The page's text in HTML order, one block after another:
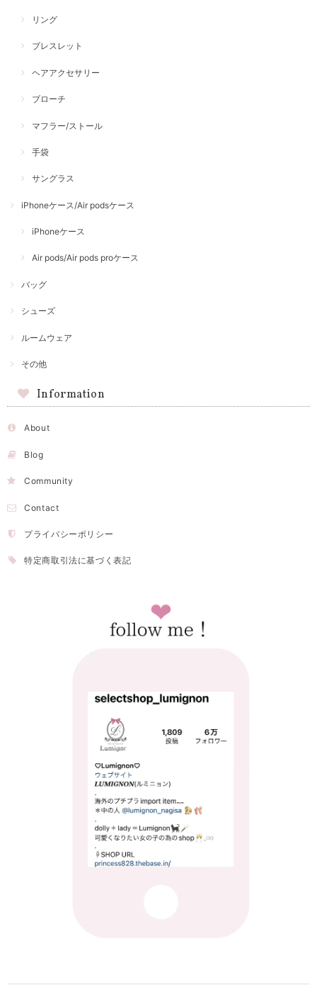
リング
ブレスレット
ヘアアクセサリー
ブローチ
マフラー/ストール
手袋
サングラス
iPhoneケース/Air podsケース
iPhoneケース
Air pods/Air pods proケース
バッグ
シューズ
ルームウェア
その他
Information
About
Blog
Community
Contact
プライバシーポリシー
特定商取引法に基づく表記